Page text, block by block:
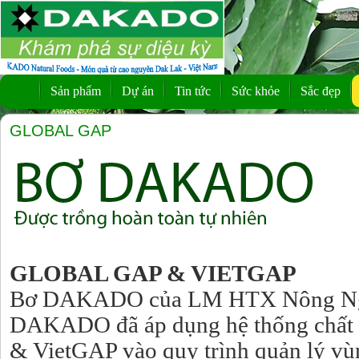
Sản phẩm Dự án Tin tức Sức khỏe Sắc đẹp
GLOBAL GAP
GLOBAL GAP & VIETGAP
Bơ DAKADO của LM HTX Nông
DAKADO đã áp dụng hệ thống
& VietGAP vào quy trình quản lý